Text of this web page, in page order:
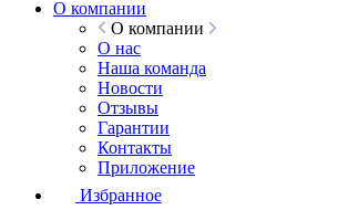
О компании
О компании
О нас
Наша команда
Новости
Отзывы
Гарантии
Контакты
Приложение
Избранное